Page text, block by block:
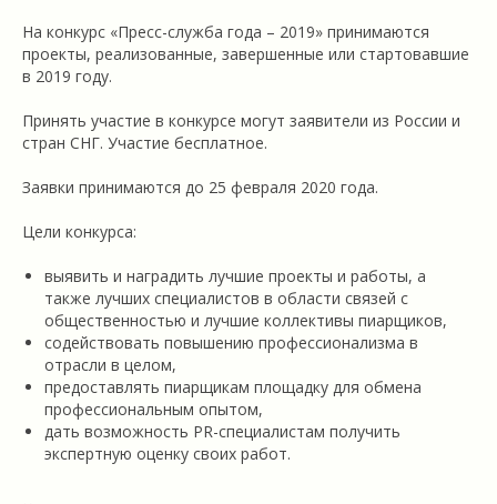
На конкурс «Пресс-служба года – 2019» принимаются
проекты, реализованные, завершенные или стартовавшие
в 2019 году.
Принять участие в конкурсе могут заявители из России и
стран СНГ. Участие бесплатное.
Заявки принимаются до 25 февраля 2020 года.
Цели конкурса:
выявить и наградить лучшие проекты и работы, а
также лучших специалистов в области связей с
общественностью и лучшие коллективы пиарщиков,
содействовать повышению профессионализма в
отрасли в целом,
предоставлять пиарщикам площадку для обмена
профессиональным опытом,
дать возможность PR-специалистам получить
экспертную оценку своих работ.